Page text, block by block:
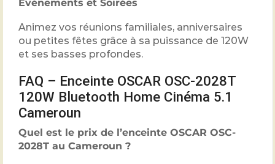
Événements et Soirées
Animez vos réunions familiales, anniversaires
ou petites fêtes grâce à sa puissance de 120W
et ses basses profondes.
FAQ – Enceinte OSCAR OSC-2028T
120W Bluetooth Home Cinéma 5.1
Cameroun
Quel est le prix de l’enceinte OSCAR OSC-
2028T au Cameroun ?